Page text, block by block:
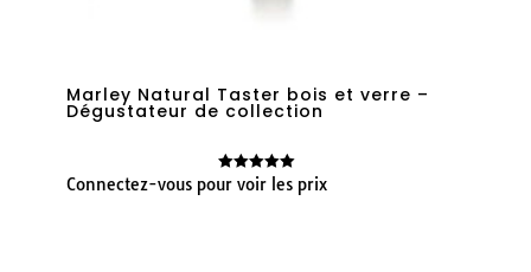
Marley Natural Taster bois et verre –
Dégustateur de collection
Note
Connectez-vous pour voir les prix